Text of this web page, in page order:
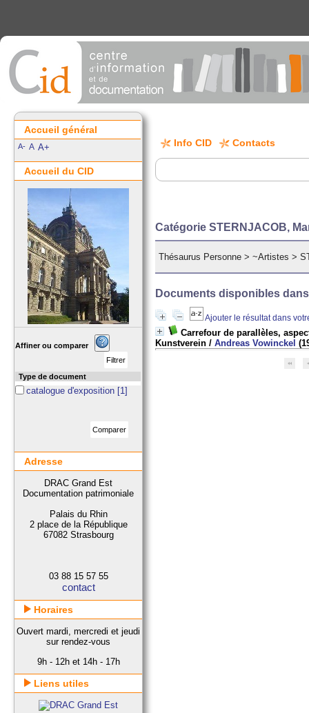
Info CID Contacts
Catégorie STERNJACOB,
Thésaurus Personne >~Artistes >
Documents disponibles
Ajouter le résultat dans
Carrefour de parallèles,
Kunstverein /Andreas Vowinckel
Accueil général
A- A A+
Accueil du CID
Affiner ou comparer
Type de document
catalogue d'exposition [1]
Adresse
DRAC Grand Est
Documentation patrimoniale
Palais du Rhin
2 place de la République
67082 Strasbourg
03 88 15 57 55
contact
Horaires
Ouvert mardi, mercredi et jeudi
sur rendez-vous
9h - 12h et 14h - 17h
Liens utiles